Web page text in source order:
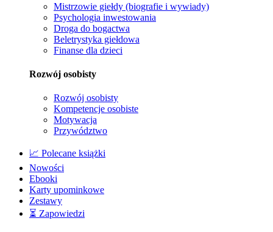
Mistrzowie giełdy (biografie i wywiady)
Psychologia inwestowania
Droga do bogactwa
Beletrystyka giełdowa
Finanse dla dzieci
Rozwój osobisty
Rozwój osobisty
Kompetencje osobiste
Motywacja
Przywództwo
📈 Polecane książki
Nowości
Ebooki
Karty upominkowe
Zestawy
⏳ Zapowiedzi